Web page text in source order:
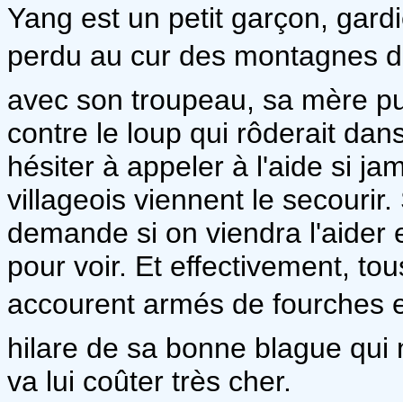
Yang est un petit garçon,
perdu au cur des montagnes
avec son troupeau, sa mère
contre le loup qui rôderait
hésiter à appeler à l'aide si
villageois viennent le
demande si on viendra l'aider
pour voir. Et effectivement,
accourent armés de fourches
hilare de sa bonne blague
va lui coûter très cher.